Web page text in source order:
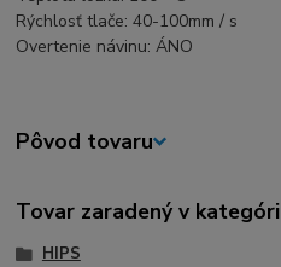
Rýchlosť tlače: 40-100mm / s
Overtenie návinu: ÁNO
Pôvod tovaru
Tovar zaradený v
HIPS